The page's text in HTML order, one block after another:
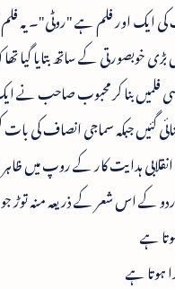
اور فلم ہے "روٹی"۔ یہ فلم
خوبصورتی کے ساتھ بتایا گیا
بنا کر محبوب صاحب نے ایک
گئیں جبکہ سماجی انصاف
ہدایت کار کے روپ
کے اس شعر کے ذریعہ منہ
ہے
ہوتا ہے